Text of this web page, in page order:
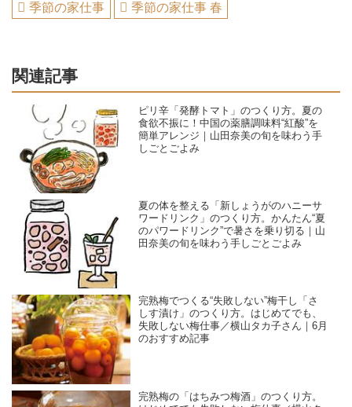
季節の家仕事
季節の家仕事 春
関連記事
ピリ辛「発酵トマト」のつくり方。夏の
食欲不振に！中国の薬膳調味料“紅酸”を
簡単アレンジ｜山田奈美の旬を味わう手
しごとごよみ
夏の体を整える「新しょうがのハニーサ
ワードリンク」のつくり方。かんたん“夏
のパワードリンク”で暑さを乗り切る｜山
田奈美の旬を味わう手しごとごよみ
完熟梅でつくる“失敗しない”梅干し「さ
しす漬け」のつくり方。はじめてでも、
失敗しない梅仕事／横山タカ子さん｜6月
のおすすめ記事
完熟梅の「はちみつ梅酒」のつくり方。